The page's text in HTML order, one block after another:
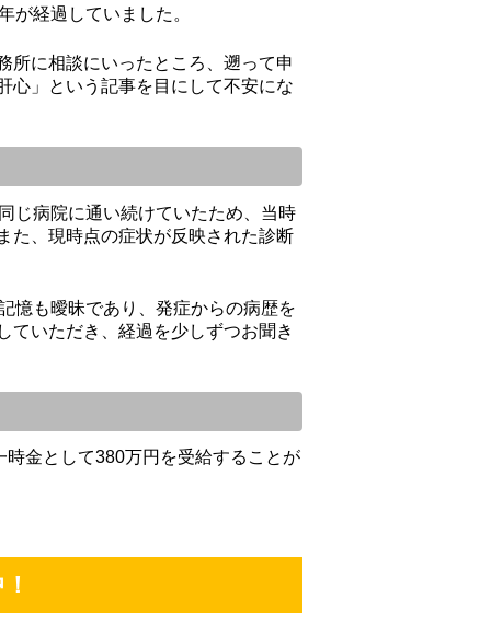
新
い
が経過していました。
所に相談にいったところ、遡って申
心」という記事を目にして不安にな
じ病院に通い続けていたため、当時
た、現時点の症状が反映された診断
憶も曖昧であり、発症からの病歴を
ていただき、経過を少しずつお聞き
金として380万円を受給することが